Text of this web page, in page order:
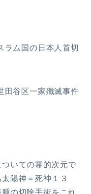
ラム国の日本人首切
田谷区一家殲滅事件
いての霊的次元で
陽神＝死神１３